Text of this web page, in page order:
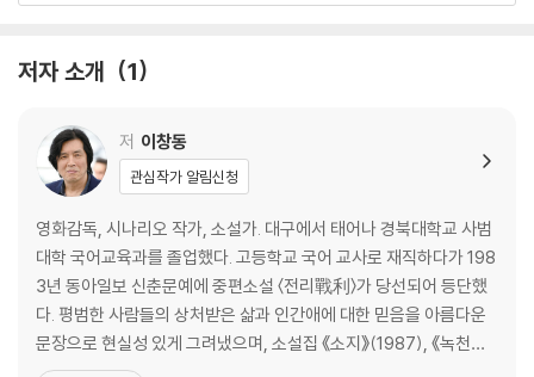
[영화평론가 이동진×이창동 감독 인터뷰]
[문학평론가 신형철 에세이]
“시를 쓴 사람은 양미자 씨밖에 없네요.”
[시인 클로드 무샤르×이창동 감독 인터뷰]
대담한 고요
[부록]
시놉시스
저자 소개 1
저 이창동
관심작가 알림신청
영화감독, 시나리오 작가, 소설가. 대구에서 태어나 경북대학교 사범
대학 국어교육과를 졸업했다. 고등학교 국어 교사로 재직하다가 198
3년 동아일보 신춘문예에 중편소설 〈전리戰利〉가 당선되어 등단했
다. 평범한 사람들의 상처받은 삶과 인간애에 대한 믿음을 아름다운
문장으로 현실성 있게 그려냈으며, 소설집 《소지》(1987), 《녹천에
는 똥이 많다》(1992)를 펴냈다. 1990년대 초반 박광수 감독의 권유